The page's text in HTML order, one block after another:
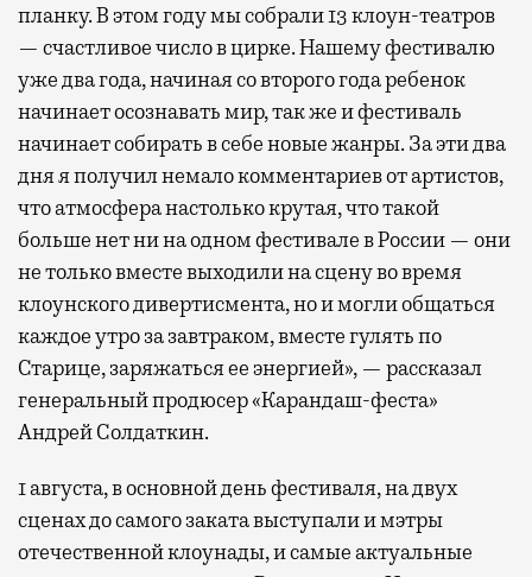
планку. В этом году мы собрали 13 клоун-театров
— счастливое число в цирке. Нашему фестивалю
уже два года, начиная со второго года ребенок
начинает осознавать мир, так же и фестиваль
начинает собирать в себе новые жанры. За эти два
дня я получил немало комментариев от артистов,
что атмосфера настолько крутая, что такой
больше нет ни на одном фестивале в России — они
не только вместе выходили на сцену во время
клоунского дивертисмента, но и могли общаться
каждое утро за завтраком, вместе гулять по
Старице, заряжаться ее энергией», — рассказал
генеральный продюсер «Карандаш-феста»
Андрей Солдаткин.
1 августа, в основной день фестиваля, на двух
сценах до самого заката выступали и мэтры
отечественной клоунады, и самые актуальные